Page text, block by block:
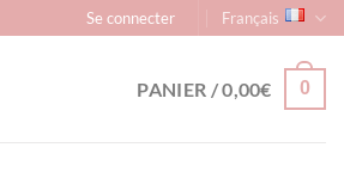
Se connecter Français
PANIER /0,00€ 0